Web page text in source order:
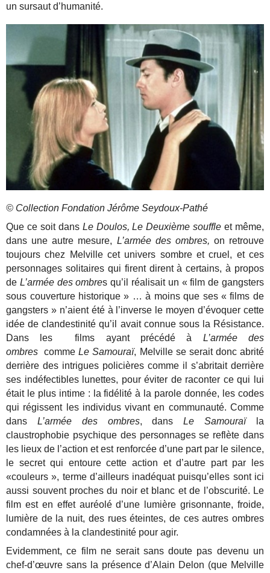
un sursaut d’humanité.
© Collection Fondation Jérôme Seydoux-Pathé
Que ce soit dans Le Doulos, Le Deuxième souffle et même,
dans une autre mesure, L’armée des ombres, on retrouve
toujours chez Melville cet univers sombre et cruel, et ces
personnages solitaires qui firent dirent à certains, à propos
de L’armée des ombres qu’il réalisait un « film de gangsters
sous couverture historique » … à moins que ses « films de
gangsters » n’aient été à l’inverse le moyen d’évoquer cette
idée de clandestinité qu’il avait connue sous la Résistance.
Dans les films ayant précédé à L’armée des
ombres commeLe Samouraï, Melville se serait donc abrité
derrière des intrigues policières comme il s’abritait derrière
ses indéfectibles lunettes, pour éviter de raconter ce qui lui
était le plus intime : la fidélité à la parole donnée, les codes
qui régissent les individus vivant en communauté. Comme
dans L’armée des ombres, dans Le Samouraïla
claustrophobie psychique des personnages se reflète dans
les lieux de l’action et est renforcée d’une part par le silence,
le secret qui entoure cette action et d’autre part par les
«couleurs », terme d’ailleurs inadéquat puisqu’elles sont ici
aussi souvent proches du noir et blanc et de l’obscurité. Le
film est en effet auréolé d’une lumière grisonnante, froide,
lumière de la nuit, des rues éteintes, de ces autres ombres
condamnées à la clandestinité pour agir.
Evidemment, ce film ne serait sans doute pas devenu un
chef-d’œuvre sans la présence d’Alain Delon (que Melville